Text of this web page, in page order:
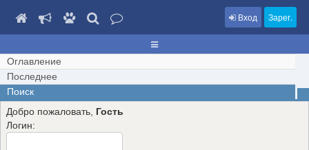
Вход Зарег.
Оглавление
Последнее
Поиск
Добро пожаловать, Гость
Логин: